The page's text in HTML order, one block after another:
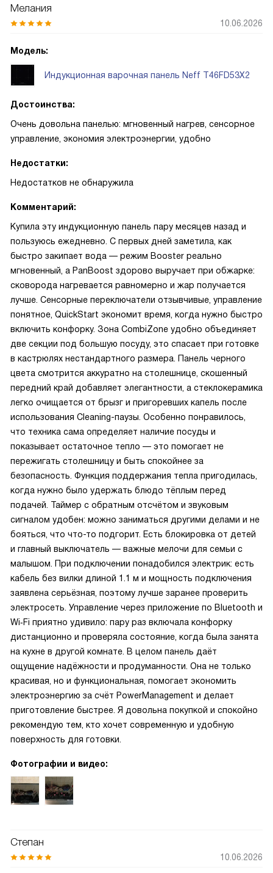
Мелания
10.06.2026
Модель:
Индукционная варочная панель Neff T46FD53X2
Достоинства:
Очень довольна панелью: мгновенный нагрев, сенсорное
управление, экономия электроэнергии, удобно
Недостатки:
Недостатков не обнаружила
Комментарий:
Купила эту индукционную панель пару месяцев назад и
пользуюсь ежедневно. С первых дней заметила, как
быстро закипает вода — режим Booster реально
мгновенный, а PanBoost здорово выручает при обжарке:
сковорода нагревается равномерно и жар получается
лучше. Сенсорные переключатели отзывчивые, управление
понятное, QuickStart экономит время, когда нужно быстро
включить конфорку. Зона CombiZone удобно объединяет
две секции под большую посуду, это спасает при готовке
в кастрюлях нестандартного размера. Панель черного
цвета смотрится аккуратно на столешнице, скошенный
передний край добавляет элегантности, а стеклокерамика
легко очищается от брызг и пригоревших капель после
использования Cleaning-паузы. Особенно понравилось,
что техника сама определяет наличие посуды и
показывает остаточное тепло — это помогает не
пережигать столешницу и быть спокойнее за
безопасность. Функция поддержания тепла пригодилась,
когда нужно было удержать блюдо тёплым перед
подачей. Таймер с обратным отсчётом и звуковым
сигналом удобен: можно заниматься другими делами и не
бояться, что что-то подгорит. Есть блокировка от детей
и главный выключатель — важные мелочи для семьи с
малышом. При подключении понадобился электрик: есть
кабель без вилки длиной 1.1 м и мощность подключения
заявлена серьёзная, поэтому лучше заранее проверить
электросеть. Управление через приложение по Bluetooth и
Wi‑Fi приятно удивило: пару раз включала конфорку
дистанционно и проверяла состояние, когда была занята
на кухне в другой комнате. В целом панель даёт
ощущение надёжности и продуманности. Она не только
красивая, но и функциональная, помогает экономить
электроэнергию за счёт PowerManagement и делает
приготовление быстрее. Я довольна покупкой и спокойно
рекомендую тем, кто хочет современную и удобную
поверхность для готовки.
Фотографии и видео:
Степан
10.06.2026